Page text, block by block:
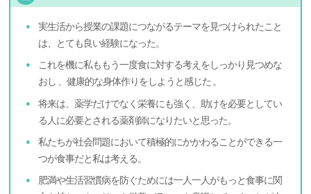
実生活から授業の課題につながるテーマを見つけられたこと
は、とても良い経験になった。
これを機に私ももう一度食に対する考えをしっかり見つめな
おし 、健康的な身体作りをしようと感じた 。
将来は、薬学だけでなく栄養にも強く、助けを必要としてい
る人に必要とされる薬剤師になりたいと思った。
私たちが社会問題において積極的にかかわることができる一
つが食事だと私は考える。
肥満や生活習慣病を防ぐためには一人一人がもっと食事に関